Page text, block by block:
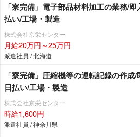
「寮完備」電子部品材料加工の業務/
払い/工場・製造
株式会社京栄センター
月給20万円～25万円
派遣社員 / 北海道
「寮完備」圧縮機等の運転記録の作
日払い/工場・製造
株式会社京栄センター
時給1,600円
派遣社員 / 神奈川県